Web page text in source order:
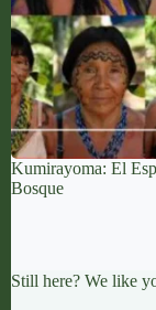
Kumirayoma: El
Bosque
Still here? We like